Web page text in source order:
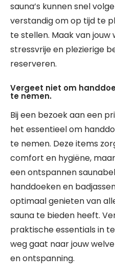
sauna’s kunnen snel
verstandig om op tijd te
te stellen. Maak van
stressvrije en plezierige
reserveren.
Vergeet niet om
te nemen.
Bij een bezoek aan een
het essentieel om
te nemen. Deze items
comfort en hygiëne,
een ontspannen
handdoeken en
optimaal genieten van
sauna te bieden heeft.
praktische essentials in
weg gaat naar jouw
en ontspanning.